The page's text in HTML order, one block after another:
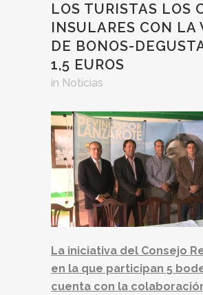
LOS TURISTAS LOS
INSULARES CON LA
DE BONOS-
1,5 EUROS
in Noticias
La iniciativa del Consejo
en la que participan 5
cuenta con la